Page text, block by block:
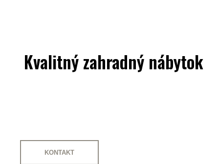
Kvalitný zahradný nábytok
KONTAKT